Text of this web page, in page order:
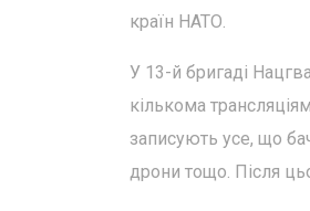
країн НАТО.
У 13-й бригаді
кількома
записують усе, що
дрони тощо. Після